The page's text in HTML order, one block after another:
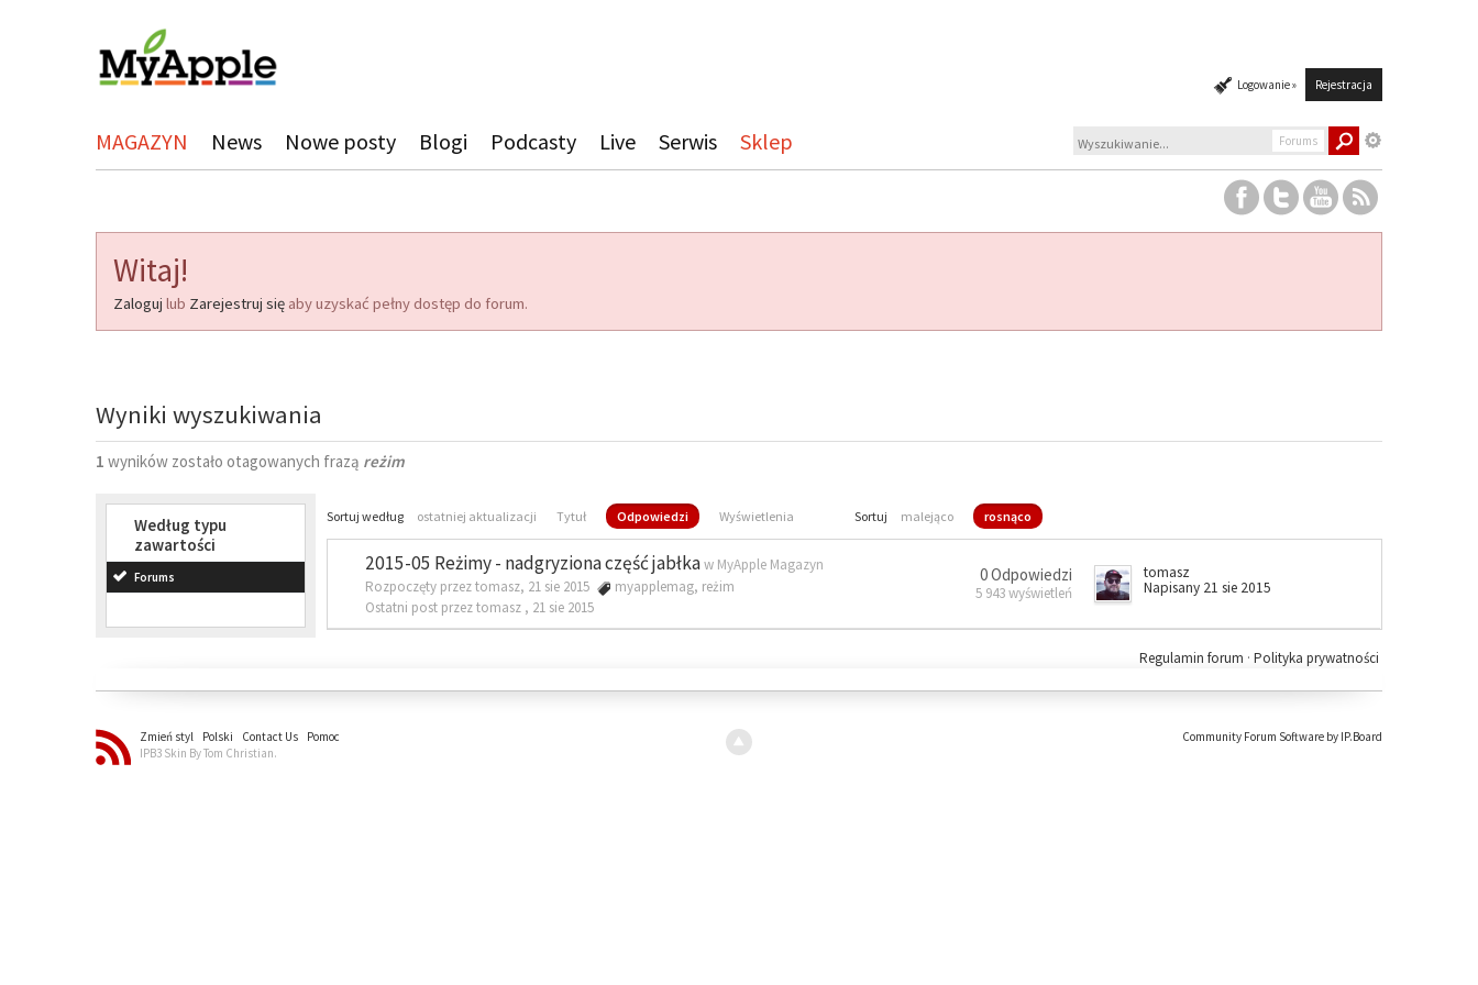
Logowanie » Rejestracja
MAGAZYN News Nowe posty Blogi Podcasty Live Serwis Sklep Forums
Witaj!
Zaloguj lub Zarejestruj się aby uzyskać pełny dostęp do forum.
Wyniki wyszukiwania
1 wyników zostało otagowanych frazą reżim
Według typu
zawartości
Forums
Sortuj według ostatniej aktualizacji Tytuł Odpowiedzi Wyświetlenia Sortuj malejąco rosnąco
2015-05 Reżimy - nadgryziona część jabłkaw MyApple Magazyn
Rozpoczęty przez tomasz, 21 sie 2015
myapplemag, reżim
Ostatni post przez tomasz , 21 sie 2015
0 Odpowiedzi
5 943 wyświetleń
tomasz
Napisany 21 sie 2015
Polityka prywatności
Regulamin forum ·
Zmień styl Polski Contact Us
Pomoc
IPB3 Skin By Tom Christian.
Community Forum Software by IP.Board